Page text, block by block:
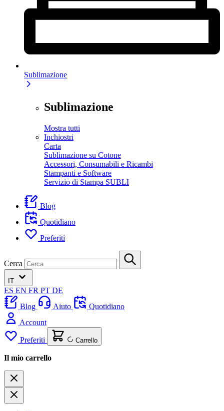
Sublimazione
Sublimazione
Mostra tutti
Inchiostri
Carta
Sublimazione su Cotone
Accessori, Consumabili e Ricambi
Stampanti e Software
Servizio di Stampa SUBLI
Blog
Quotidiano
Preferiti
Cerca
IT
ES EN FR PT DE
Blog
Aiuto
Quotidiano
Account
Preferiti Carrello
Il mio carrello